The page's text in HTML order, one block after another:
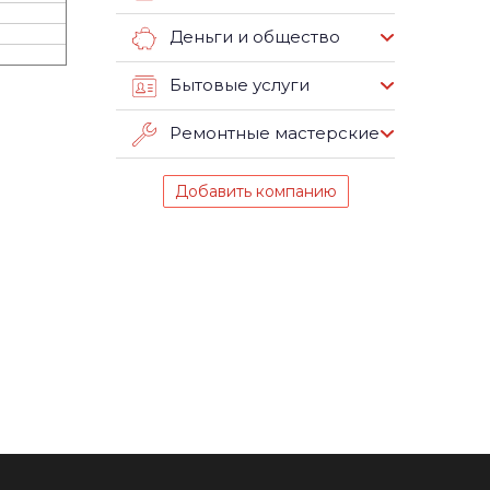
Деньги и общество
Бытовые услуги
Ремонтные мастерские
Добавить компанию